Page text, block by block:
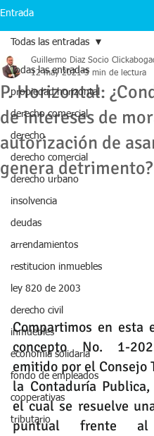
Entrada
Todas las entradas
propiedad horizontal
derecho comercial
derecho
derecho comercial
derecho urbano
insolvencia
deudas
arrendamientos
restitucion inmuebles
ley 820 de 2003
derecho civil
inmuebles
economia solidaria
fondo de empleados
cooperativas
tributario
Todas las entradas
P. Horizontal:
de intereses de
autorización de
genera detrimento?
Guillermo Diaz Socio
12 may 2021 3 min de lectura
Compartimos en esta
concepto No. 1-
emitido por el Consejo
la Contaduría
el cual se resuelve
puntual frente al